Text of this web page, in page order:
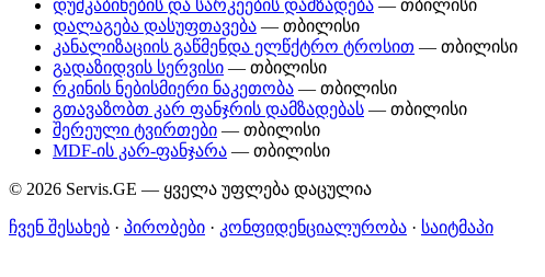
დუშკაბინების და სარკეების დამზადება — თბილისი
დალაგება დასუფთავება — თბილისი
კანალიზაციის გაწმენდა ელწქტრო ტროსით — თბილისი
გადაზიდვის სერვისი — თბილისი
რკინის ნებისმიერი ნაკეთობა — თბილისი
გთავაზობთ კარ ფანჯრის დამზადებას — თბილისი
შერეული ტვირთები — თბილისი
MDF-ის კარ-ფანჯარა — თბილისი
© 2026 Servis.GE — ყველა უფლება დაცულია
ჩვენ შესახებ · პირობები · კონფიდენციალურობა · საიტმაპი